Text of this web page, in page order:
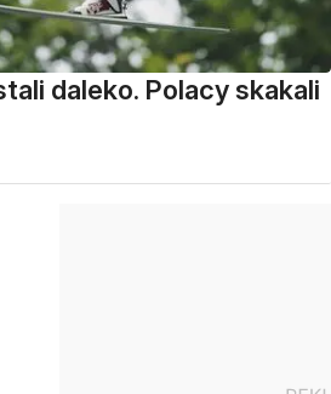
daleko. Polacy skakali